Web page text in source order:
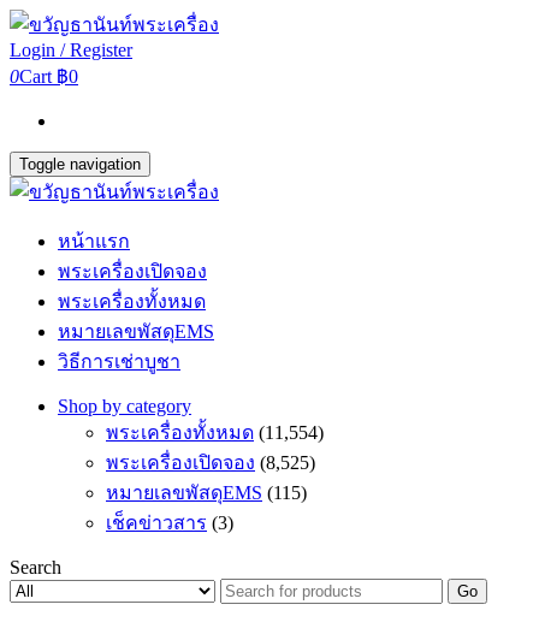
Login / Register
0Cart ฿0
Toggle navigation
หน้าแรก
พระเครื่องเปิดจอง
พระเครื่องทั้งหมด
หมายเลขพัสดุEMS
วิธีการเช่าบูชา
Shop by category
พระเครื่องทั้งหมด (11,554)
พระเครื่องเปิดจอง (8,525)
หมายเลขพัสดุEMS (115)
เช็คข่าวสาร (3)
Search
Go